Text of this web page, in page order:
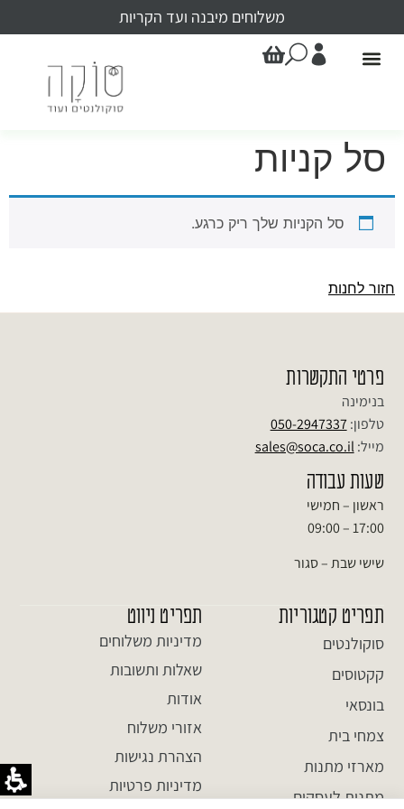
משלוחים מיבנה ועד הקריות
סל קניות
סל הקניות שלך ריק כרגע.
חזור לחנות
פרטי התקשרות
בנימינה
טלפון:050-2947337
מייל:sales@soca.co.il
שעות עבודה
ראשון – חמישי
17:00 – 09:00
שישי שבת – סגור
תפריט קטגוריות
סוקולנטים
קקטוסים
בונסאי
צמחי בית
מארזי מתנות
מתנות לעסקים
תפריט ניווט
מדיניות משלוחים
שאלות ותשובות
אודות
אזורי משלוח
הצהרת נגישות
מדיניות פרטיות